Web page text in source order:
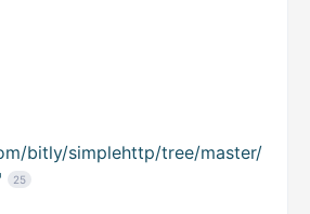
bitly/simplehttp/tree/master/
25